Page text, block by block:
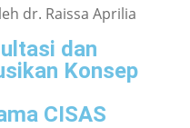
dr. Raissa Aprilia
dan
Konsep
CISAS